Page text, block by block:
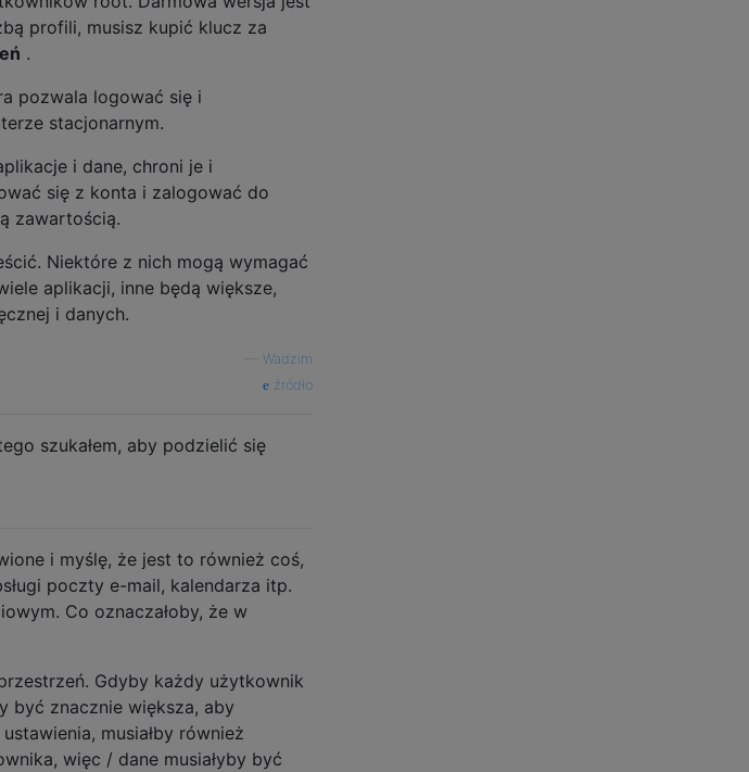
profili, musisz kupić klucz za
.
pozwala logować się i
stacjonarnym.
i dane, chroni je i
się z konta i zalogować do
zawartością.
Niektóre z nich mogą wymagać
aplikacji, inne będą większe,
i danych.
Wadzim
źródło
szukałem, aby podzielić się
i myślę, że jest to również coś,
poczty e-mail, kalendarza itp.
Co oznaczałoby, że w
Gdyby każdy użytkownik
być znacznie większa, aby
musiałby również
więc / dane musiałyby być